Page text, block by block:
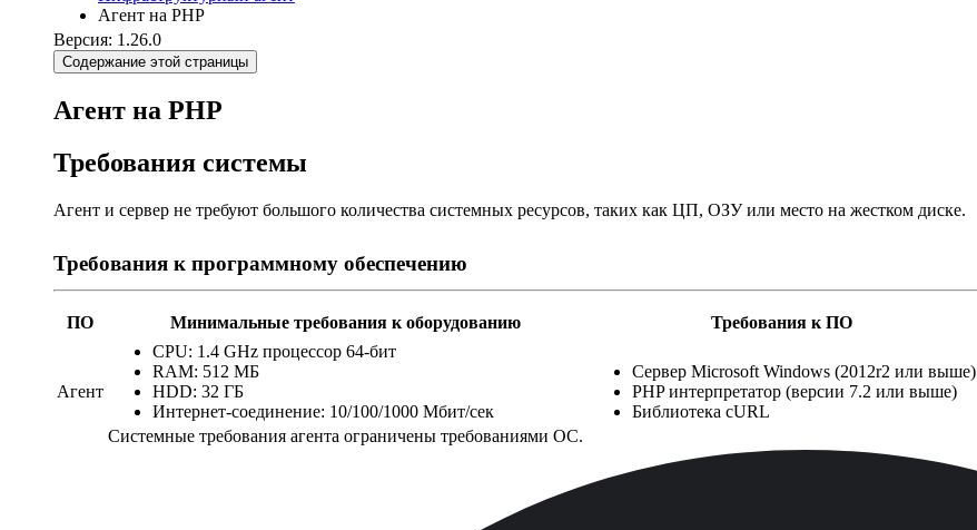
Агент на PHP
Версия: 1.26.0
Содержание этой страницы
Агент на PHP
Требования системы
Агент и сервер не требуют большого количества системных ресурсов, таких как ЦП, ОЗУ или место на жестком диске.
Требования к программному обеспечению
ПО Минимальные требования к оборудованию Требования к ПО
Агент
CPU: 1.4 GHz процессор 64-бит
RAM: 512 МБ
HDD: 32 ГБ
Интернет-соединение: 10/100/1000 Мбит/сек
Системные требования агента ограничены требованиями ОС.
Сервер Microsoft Windows (2012r2 или выше)
PHP интерпретатор (версии 7.2 или выше)
Библиотека cURL